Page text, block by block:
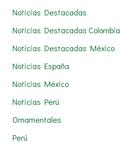
Noticias Destacadas
Noticias Destacadas Colombia
Noticias Destacadas México
Noticias España
Noticias México
Noticias Perú
Ornamentales
Perú